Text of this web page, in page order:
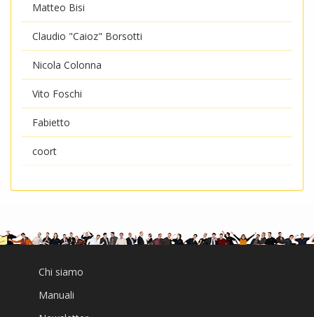
Matteo Bisi
Claudio "Caioz" Borsotti
Nicola Colonna
Vito Foschi
Fabietto
coort
Chi siamo
Manuali